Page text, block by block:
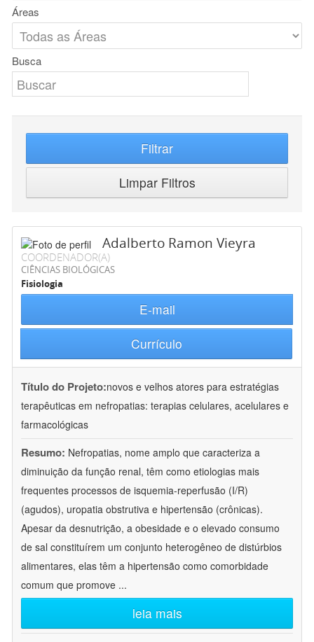
Áreas
Busca
Filtrar
Limpar Filtros
Adalberto Ramon Vieyra
COORDENADOR(A)
CIÊNCIAS BIOLÓGICAS
Fisiologia
E-mail
Currículo
Título do Projeto:novos e velhos atores para estratégias
terapêuticas em nefropatias: terapias celulares, acelulares e
farmacológicas
Resumo: Nefropatias, nome amplo que caracteriza a
diminuição da função renal, têm como etiologias mais
frequentes processos de isquemia-reperfusão (I/R)
(agudos), uropatia obstrutiva e hipertensão (crônicas).
Apesar da desnutrição, a obesidade e o elevado consumo
de sal constituírem um conjunto heterogêneo de distúrbios
alimentares, elas têm a hipertensão como comorbidade
comum que promove ...
leia mais